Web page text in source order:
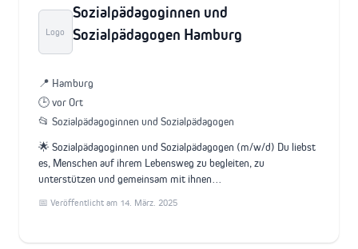
Logo
Sozialpädagoginnen und
Sozialpädagogen Hamburg
📍 Hamburg
🕒 vor Ort
📂 Sozialpädagoginnen und Sozialpädagogen
🌟 Sozialpädagoginnen und Sozialpädagogen (m/w/d) Du liebst
es, Menschen auf ihrem Lebensweg zu begleiten, zu
unterstützen und gemeinsam mit ihnen…
📅 Veröffentlicht am 14. März. 2025